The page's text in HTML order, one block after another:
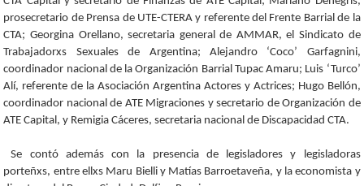
prosecretario de Prensa de UTE-CTERA y referente del Frente Barrial de la
CTA; Georgina Orellano, secretaria general de AMMAR, el Sindicato de
Trabajadorxs Sexuales de Argentina; Alejandro ‘Coco’ Garfagnini,
coordinador nacional de la Organización Barrial Tupac Amaru; Luis ‘Turco’
Alí, referente de la Asociación Argentina Actores y Actrices; Hugo Bellón,
coordinador nacional de ATE Migraciones y secretario de Organización de
ATE Capital, y Remigia Cáceres, secretaria nacional de Discapacidad CTA.
Se contó además con la presencia de legisladores y legisladoras
porteñxs, entre ellxs Maru Bielli y Matías Barroetaveña, y la economista y